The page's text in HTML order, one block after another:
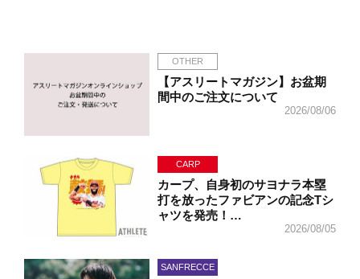
OTHER
【アスリートマガジン】お盆期
間中のご注文について
2026/08/06
CARP
カープ、自身初のサヨナラ本塁
打を放ったファビアンの記念Tシ
ャツを発売！…
2026/08/05
SANFRECCE